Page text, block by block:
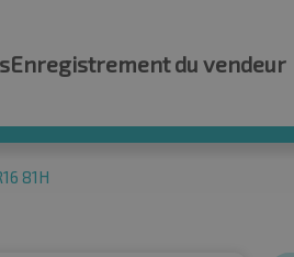
Enregistrement du vendeur
81H